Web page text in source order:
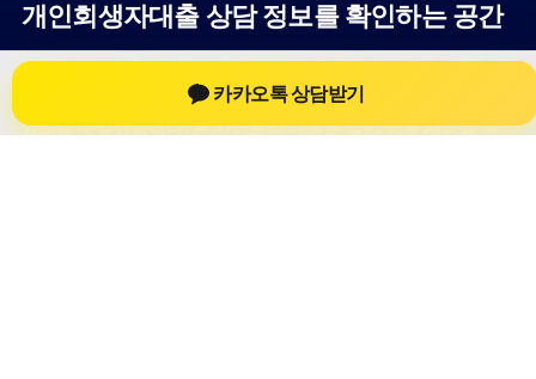
개인회생자대출 상담 정보를 확인하는 공간
개인회생자대출 관련 상담 정보, 상담 전 확인할 수 있는 기준, 대
출 선택 시 참고할 수 있는 내용을 61yfsf.com 안에서 확인할 수
있도록 구성했습니다. 본 사이트의 내용은 일반 정보 제공을 위
카카오톡 상담받기